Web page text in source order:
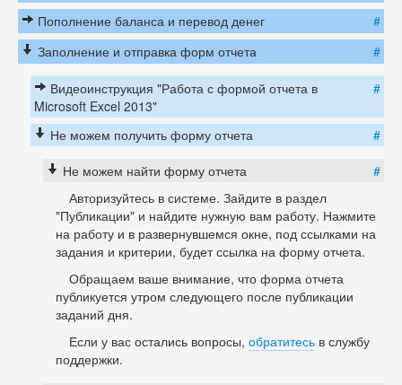
Пополнение баланса и перевод денег
#
Заполнение и отправка форм отчета
#
Видеоинструкция "Работа с формой отчета в
Microsoft Excel 2013"
#
Не можем получить форму отчета
#
Не можем найти форму отчета
#
Авторизуйтесь в системе. Зайдите в раздел
"Публикации" и найдите нужную вам работу. Нажмите
на работу и в развернувшемся окне, под ссылками на
задания и критерии, будет ссылка на форму отчета.
Обращаем ваше внимание, что форма отчета
публикуется утром следующего после публикации
заданий дня.
Если у вас остались вопросы, обратитесь в службу
поддержки.